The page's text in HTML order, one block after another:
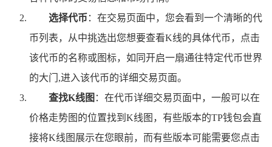
选择代币 ：在交易页面中，您会看到一个清晰的代
币列表，从中挑选出您想要查看K线的具体代币，点击
该代币的名称或图标，如同开启一扇通往特定代币世界
的大门,进入该代币的详细交易页面。
查找K线图 ：在代币详细交易页面中，一般可以在
价格走势图的位置找到K线图，有些版本的TP钱包会直
接将K线图展示在您眼前，而有些版本可能需要您点击